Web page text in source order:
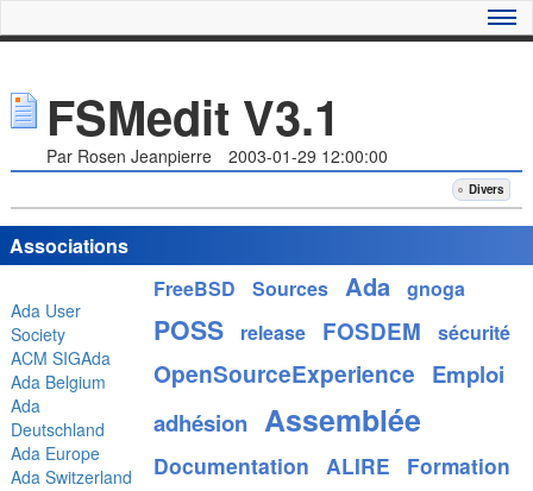
FSMedit V3.1
Par Rosen Jeanpierre 2003-01-29 12:00:00
Divers
Associations
Ada User
Society
ACM SIGAda
Ada Belgium
Ada
Deutschland
Ada Europe
Ada Switzerland
FreeBSD Sources Ada gnoga
POSS release FOSDEM sécurité
OpenSourceExperience Emploi
adhésion Assemblée
Documentation ALIRE Formation